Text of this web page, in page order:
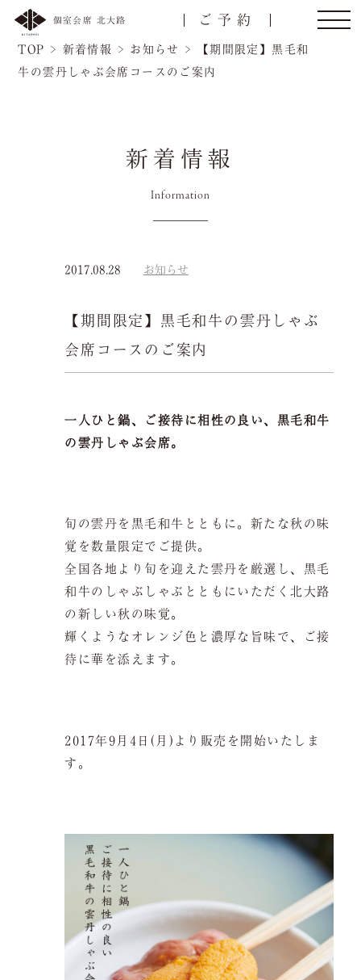
個室会席 北大路 ご予約
ご予約は当サイトが最もお得です。
ご接待/会食
慶事/法事 ご昼食
お問い合わせ
サイトマップ
TOP > 新着情報 > お知らせ >
【期間限定】黒毛和
牛の雲丹しゃぶ会席コースのご案内
新着情報
Information
2017.08.28 お知らせ
【期間限定】黒毛和牛の雲丹しゃぶ
会席コースのご案内
一人ひと鍋、ご接待に相性の良い、黒毛和牛
の雲丹しゃぶ会席。
旬の雲丹を黒毛和牛とともに。新たな秋の味
覚を数量限定でご提供。
全国各地より旬を迎えた雲丹を厳選し、黒毛
和牛のしゃぶしゃぶとともにいただく北大路
の新しい秋の味覚。
輝くようなオレンジ色と濃厚な旨味で、ご接
待に華を添えます。
2017年9月4日(月)より販売を開始いたしま
す。